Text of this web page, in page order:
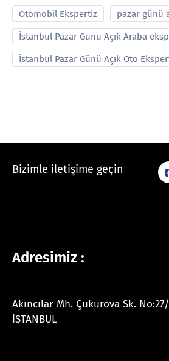
Otomobil Ekspertiz pazar günü
İstanbul Pazar Günü Açık Araba
İstanbul Pazar Günü Açık Oto
Bizimle iletişime geçin
Adresimiz :
Akıncılar Mh. Çukurova Sk.
İSTANBUL